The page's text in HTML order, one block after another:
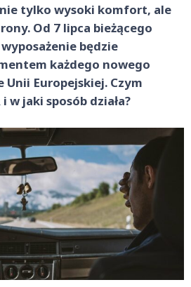
tylko wysoki komfort, ale
Od 7 lipca bieżącego
będzie
każdego nowego
Europejskiej. Czym
w jaki sposób działa?